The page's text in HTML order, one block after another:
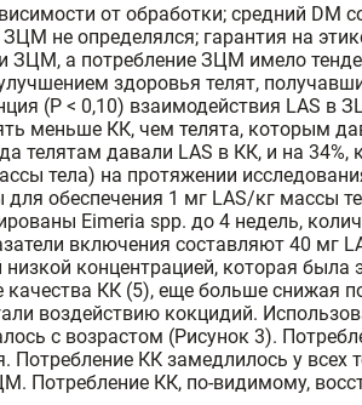
от обработки; средний DM
не определялся; гарантия на
а потребление ЗЦМ имело
здоровья телят,
(P < 0,10) взаимодействия LAS в
меньше КК, чем телята, которым
телятам давали LAS в КК, и на 34%,
тела) на протяжении
обеспечения 1 мг LAS/кг массы
Eimeria spp. до 4 недель,
включения составляют 40 мг
концентрацией, которая
КК (5), еще больше снижая
воздействию кокцидий.
с возрастом (Рисунок 3).
КК замедлилось у всех
Потребление КК, по-видимому,